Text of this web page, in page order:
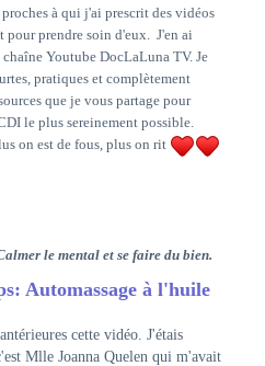
à qui j'ai prescrit des vidéos
prendre soin d'eux. J'en ai
Youtube DocLaLuna TV. Je
pratiques et complètement
que je vous partage pour
le plus sereinement possible.
on est de fous, plus on rit
le mental et se faire du bien.
Automassage à l'huile
cette vidéo. J'étais
Mlle Joanna Quelen qui m'avait